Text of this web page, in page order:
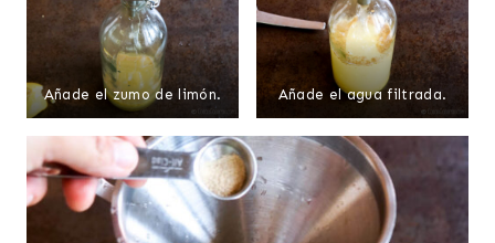
Añade el zumo de limón. Añade el agua filtrada.